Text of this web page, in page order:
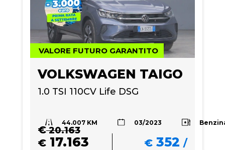
VALORE FUTURO GARANTITO
VOLKSWAGEN TAIGO
1.0 TSI 110CV Life DSG
44.007 KM 03/2023
€20.163
€ 17.163 € 352 /